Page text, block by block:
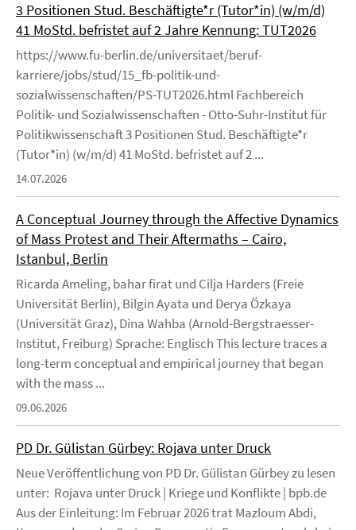
3 Positionen Stud. Beschäftigte*r (Tutor*in) (w/m/d)
41 MoStd. befristet auf 2 Jahre Kennung: TUT2026
https://www.fu-berlin.de/universitaet/beruf-
karriere/jobs/stud/15_fb-politik-und-
sozialwissenschaften/PS-TUT2026.html Fachbereich
Politik- und Sozialwissenschaften - Otto-Suhr-Institut für
Politikwissenschaft 3 Positionen Stud. Beschäftigte*r
(Tutor*in) (w/m/d) 41 MoStd. befristet auf 2 ...
14.07.2026
A Conceptual Journey through the Affective Dynamics
of Mass Protest and Their Aftermaths – Cairo,
Istanbul, Berlin
Ricarda Ameling, bahar firat und Cilja Harders (Freie
Universität Berlin), Bilgin Ayata und Derya Özkaya
(Universität Graz), Dina Wahba (Arnold-Bergstraesser-
Institut, Freiburg) Sprache: Englisch This lecture traces a
long-term conceptual and empirical journey that began
with the mass ...
09.06.2026
PD Dr. Gülistan Gürbey: Rojava unter Druck
Neue Veröffentlichung von PD Dr. Gülistan Gürbey zu lesen
unter: Rojava unter Druck | Kriege und Konflikte | bpb.de
Aus der Einleitung: Im Februar 2026 trat Mazloum Abdi,